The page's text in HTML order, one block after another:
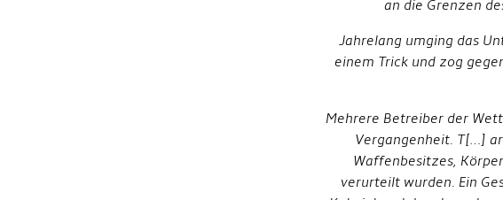
an die Grenzen
Jahrelang umging das
einem Trick und zog
Mehrere Betreiber der
Vergangenheit. T[…]
Waffenbesitzes,
verurteilt wurden. Ein